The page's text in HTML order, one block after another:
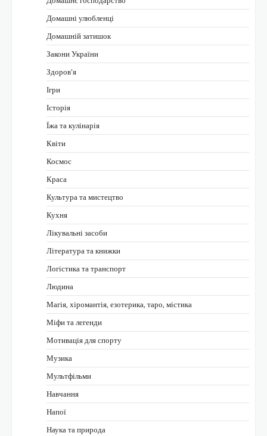
Домашні улюбленці
Домашній затишок
Закони України
Здоров'я
Ігри
Історія
Їжа та кулінарія
Квіти
Космос
Краса
Культура та мистецтво
Кухня
Лікувальні засоби
Література та книжки
Логістика та транспорт
Людина
Магія, хіромантія, езотерика, таро, містика
Міфи та легенди
Мотивація для спорту
Музика
Мультфільми
Навчання
Напої
Наука та природа